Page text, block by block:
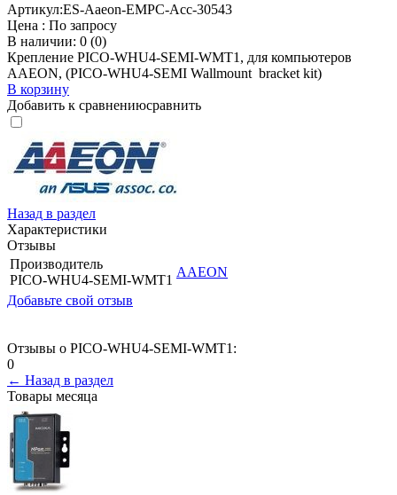
Артикул:ES-Aaeon-EMPC-Acc-30543
Цена : По запросу
В наличии: 0 (0)
Крепление PICO-WHU4-SEMI-WMT1, для компьютеров
AAEON, (PICO-WHU4-SEMI Wallmount bracket kit)
В корзину
Добавить к сравнениюсравнить
Назад в раздел
Характеристики
Отзывы
Производитель
PICO-WHU4-SEMI-WMT1
AAEON
Добавьте свой отзыв
Отзывы о PICO-WHU4-SEMI-WMT1:
0
← Назад в раздел
Товары месяца